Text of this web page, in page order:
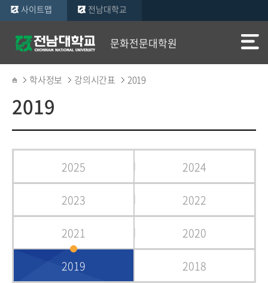
사이트맵 전남대학교
문화전문대학원
학사정보 강의시간표 2019
2019
2025 2024
2023 2022
2021 2020
2019 2018